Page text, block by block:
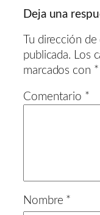
Deja una
Tu dirección
publicada. Los
marcados con *
Comentario *
Nombre *